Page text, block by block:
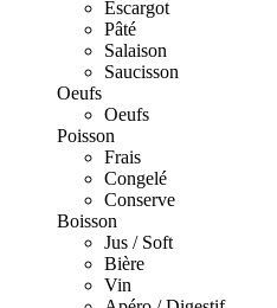
Escargot
Pâté
Salaison
Saucisson
Oeufs
Oeufs
Poisson
Frais
Congelé
Conserve
Boisson
Jus / Soft
Bière
Vin